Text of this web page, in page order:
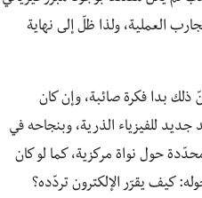
العملية، ولذا ظلّ إلى نهاية
ذلك بدا فكرة صائبة، وإن كان
جديد للفيزياء الذرية، وبنجاحه في
حول نواة مركزية، كما لو كان
كيف يقرّر الإلكترون تردّده؟